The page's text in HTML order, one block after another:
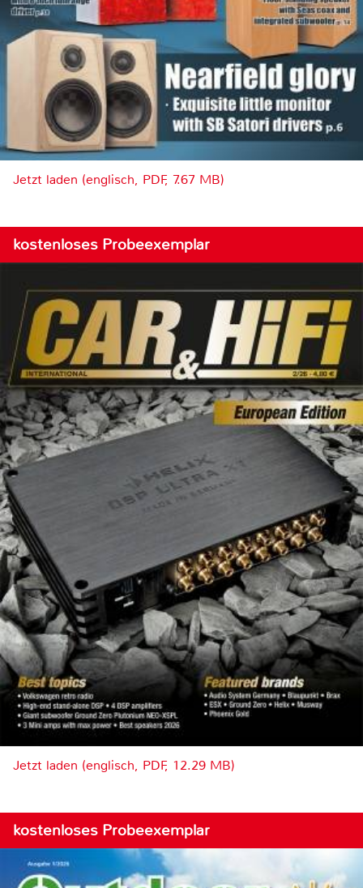
Jetzt laden (englisch, PDF, 7.67 MB)
kostenloses Probeexemplar
Jetzt laden (englisch, PDF, 12.29 MB)
kostenloses Probeexemplar